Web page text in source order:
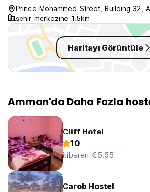
Prince Mohammed Street, Building 32,
şehir merkezine 1.5km
Haritayı Görüntüle
Amman'da Daha Fazla
Cliff Hotel
10
itibaren €5.55
Carob Hostel